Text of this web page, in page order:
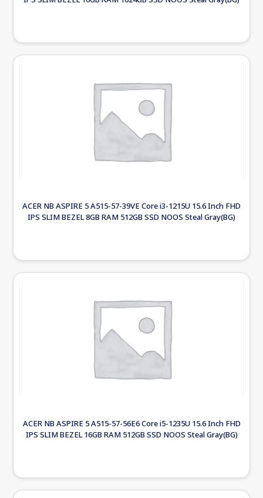
ACER NB ASPIRE 5 A515-57-39VE Core i3-1215U 15.6 Inch FHD
IPS SLIM BEZEL 8GB RAM 512GB SSD NOOS Steal Gray(BG)
ACER NB ASPIRE 5 A515-57-56E6 Core i5-1235U 15.6 Inch FHD
IPS SLIM BEZEL 16GB RAM 512GB SSD NOOS Steal Gray(BG)